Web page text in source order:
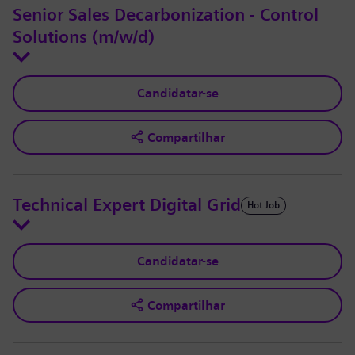
Senior Sales Decarbonization - Control
Solutions (m/w/d)
Candidatar-se
Compartilhar
Technical Expert Digital Grid Hot Job
Candidatar-se
Compartilhar